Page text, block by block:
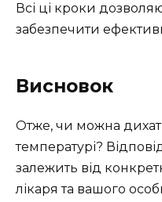
Всі ці кроки
забезпечити
Висновок
Отже, чи можна
температурі?
залежить від
лікаря та вашого